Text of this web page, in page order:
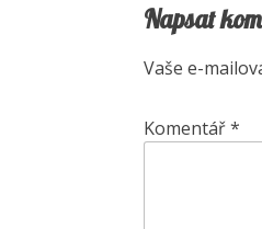
Napsat
Vaše e-
Komentář*